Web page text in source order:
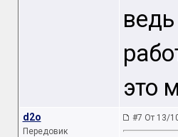
это
d2o
Передовик
#7 От 13/